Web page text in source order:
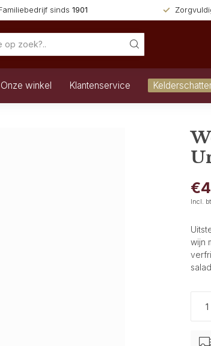
sinds 1901
Onze winkel Klantenservice
Incl.
wijn